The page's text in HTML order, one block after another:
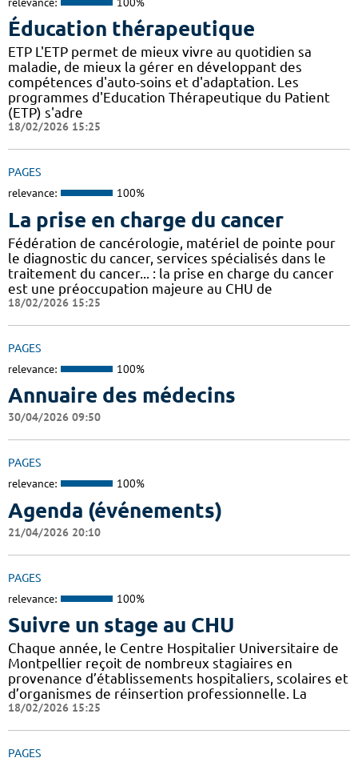
Éducation thérapeutique
ETP L'ETP permet de mieux vivre au quotidien sa
maladie, de mieux la gérer en développant des
compétences d'auto-soins et d'adaptation. Les
programmes d'Education Thérapeutique du Patient
(ETP) s'adre
18/02/2026 15:25
PAGES
relevance: 100%
La prise en charge du cancer
Fédération de cancérologie, matériel de pointe pour
le diagnostic du cancer, services spécialisés dans le
traitement du cancer... : la prise en charge du cancer
est une préoccupation majeure au CHU de
18/02/2026 15:25
PAGES
relevance: 100%
Annuaire des médecins
30/04/2026 09:50
PAGES
relevance: 100%
Agenda (événements)
21/04/2026 20:10
PAGES
relevance: 100%
Suivre un stage au CHU
Chaque année, le Centre Hospitalier Universitaire de
Montpellier reçoit de nombreux stagiaires en
provenance d’établissements hospitaliers, scolaires et
d’organismes de réinsertion professionnelle. La
18/02/2026 15:25
PAGES